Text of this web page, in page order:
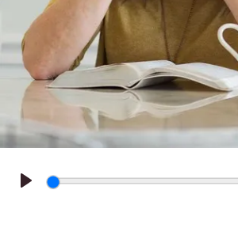
Play